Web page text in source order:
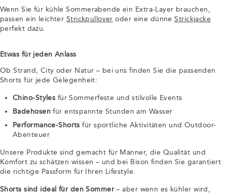
Wenn Sie für kühle Sommerabende ein Extra-Layer brauchen,
passen ein leichter Strickpullover oder eine dünneStrickjacke
perfekt dazu.
Etwas für jeden Anlass
Ob Strand, City oder Natur – bei uns finden Sie die passenden
Shorts für jede Gelegenheit:
Chino-Styles für Sommerfeste und stilvolle Events
Badehosenfür entspannte Stunden am Wasser
Performance-Shorts für sportliche Aktivitäten und Outdoor-
Abenteuer
Unsere Produkte sind gemacht für Männer, die Qualität und
Komfort zu schätzen wissen – und bei Bison finden Sie garantiert
die richtige Passform für Ihren Lifestyle.
Shorts sind ideal für den Sommer– aber wenn es kühler wird,